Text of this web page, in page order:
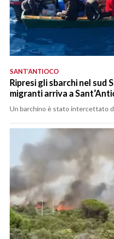
SANT’ANTIOCO
Ripresi gli sbarchi nel sud
migranti arriva a
Un barchino è stato intercettato